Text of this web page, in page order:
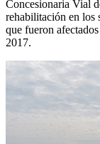
Concesionaria Vial
rehabilitación en los
que fueron
2017.